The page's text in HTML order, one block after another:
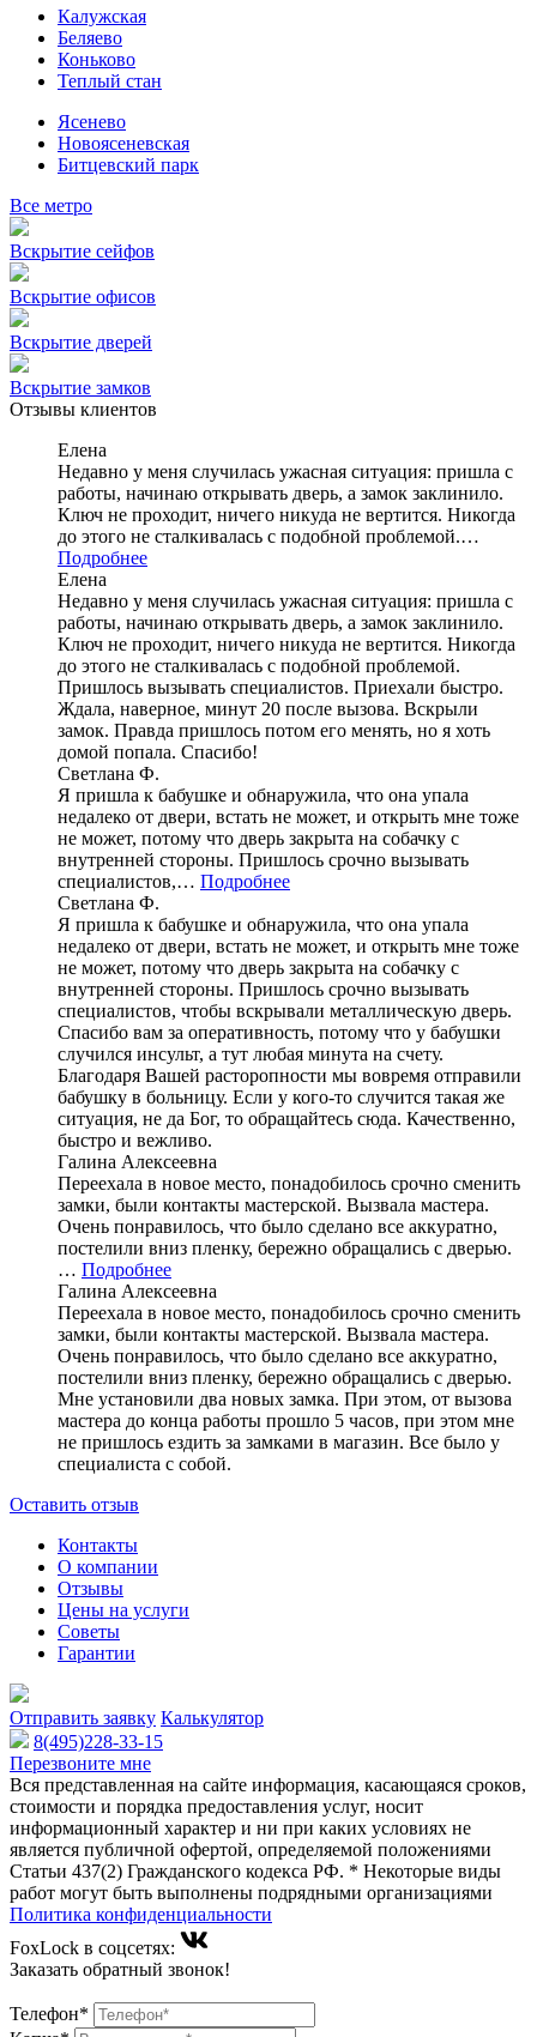
Калужская
Беляево
Коньково
Теплый стан
Ясенево
Новоясеневская
Битцевский парк
Все метро
Вскрытие сейфов
Вскрытие офисов
Вскрытие дверей
Вскрытие замков
Отзывы клиентов
Елена
Недавно у меня случилась ужасная ситуация: пришла с
работы, начинаю открывать дверь, а замок заклинило.
Ключ не проходит, ничего никуда не вертится. Никогда
до этого не сталкивалась с подобной проблемой.…
Подробнее
Елена
Недавно у меня случилась ужасная ситуация: пришла с
работы, начинаю открывать дверь, а замок заклинило.
Ключ не проходит, ничего никуда не вертится. Никогда
до этого не сталкивалась с подобной проблемой.
Пришлось вызывать специалистов. Приехали быстро.
Ждала, наверное, минут 20 после вызова. Вскрыли
замок. Правда пришлось потом его менять, но я хоть
домой попала. Спасибо!
Светлана Ф.
Я пришла к бабушке и обнаружила, что она упала
недалеко от двери, встать не может, и открыть мне тоже
не может, потому что дверь закрыта на собачку с
внутренней стороны. Пришлось срочно вызывать
специалистов,… Подробнее
Светлана Ф.
Я пришла к бабушке и обнаружила, что она упала
недалеко от двери, встать не может, и открыть мне тоже
не может, потому что дверь закрыта на собачку с
внутренней стороны. Пришлось срочно вызывать
специалистов, чтобы вскрывали металлическую дверь.
Спасибо вам за оперативность, потому что у бабушки
случился инсульт, а тут любая минута на счету.
Благодаря Вашей расторопности мы вовремя отправили
бабушку в больницу. Если у кого-то случится такая же
ситуация, не да Бог, то обращайтесь сюда. Качественно,
быстро и вежливо.
Галина Алексеевна
Переехала в новое место, понадобилось срочно сменить
замки, были контакты мастерской. Вызвала мастера.
Очень понравилось, что было сделано все аккуратно,
постелили вниз пленку, бережно обращались с дверью.
… Подробнее
Галина Алексеевна
Переехала в новое место, понадобилось срочно сменить
замки, были контакты мастерской. Вызвала мастера.
Очень понравилось, что было сделано все аккуратно,
постелили вниз пленку, бережно обращались с дверью.
Мне установили два новых замка. При этом, от вызова
мастера до конца работы прошло 5 часов, при этом мне
не пришлось ездить за замками в магазин. Все было у
специалиста с собой.
Оставить отзыв
Контакты
О компании
Отзывы
Цены на услуги
Советы
Гарантии
Отправить заявку Калькулятор
8(495)228-33-15
Перезвоните мне
Вся представленная на сайте информация, касающаяся сроков,
стоимости и порядка предоставления услуг, носит
информационный характер и ни при каких условиях не
является публичной офертой, определяемой положениями
Статьи 437(2) Гражданского кодекса РФ. * Некоторые виды
работ могут быть выполнены подрядными организациями
Политика конфиденциальности
FoxLock в соцсетях:
Заказать обратный звонок!
Телефон*